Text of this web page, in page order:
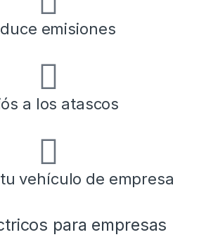
emisiones
a los atascos
vehículo de empresa
para empresas